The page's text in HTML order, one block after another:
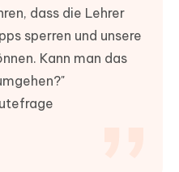
dass die Lehrer
sperren und unsere
Kann man das